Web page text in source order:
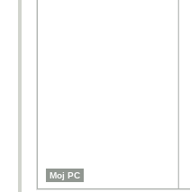
Moj PC